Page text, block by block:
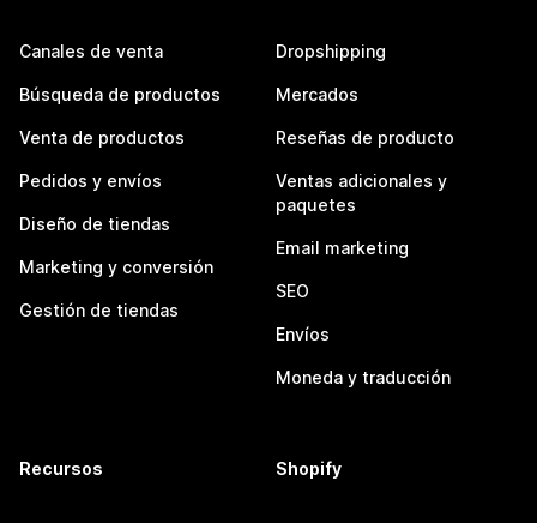
Canales de venta
Búsqueda de productos
Venta de productos
Pedidos y envíos
Diseño de tiendas
Marketing y conversión
Gestión de tiendas
Dropshipping
Mercados
Reseñas de producto
Ventas adicionales y
paquetes
Email marketing
SEO
Envíos
Moneda y traducción
Recursos Shopify